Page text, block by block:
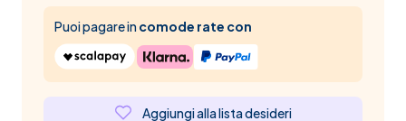
Puoi pagare incomode rate con
Aggiungi alla lista desideri